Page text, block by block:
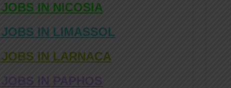
IN NICOSIA
IN LIMASSOL
IN LARNACA
IN PAPHOS